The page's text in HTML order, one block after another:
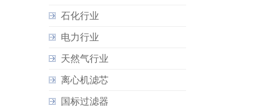
石化行业
电力行业
天然气行业
离心机滤芯
国标过滤器